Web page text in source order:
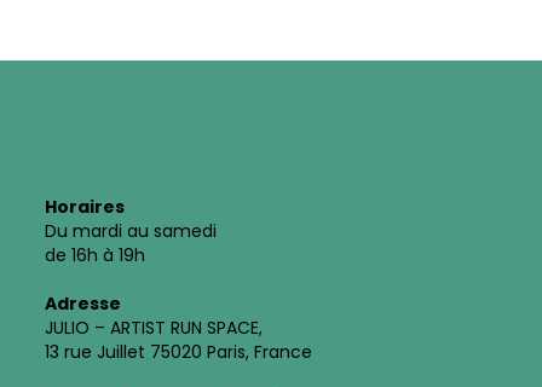
Horaires
Du mardi au samedi
de 16h à 19h
Adresse
JULIO – ARTIST RUN SPACE,
13 rue Juillet 75020 Paris, France